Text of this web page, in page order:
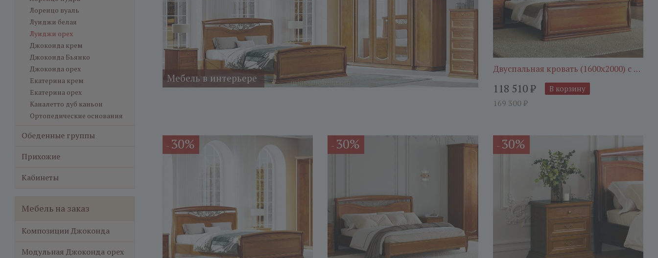
Мебель в интерьере
Двуспальная кровать (1600х2000) с
118 510₽
169 300 ₽
В корзину
- 30% - 30% - 30%
Лоренцо вуаль
Луиджи белая
Луиджи орех
Джоконда крем
Джоконда Бьянко
Джоконда орех
Екатерина крем
Екатерина орех
Каналетто дуб каньон
Ортопедические основания
Обеденные группы
Прихожие
Кабинеты
Мебель на заказ
Композиции Джоконда
Модульная Джоконда орех